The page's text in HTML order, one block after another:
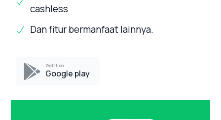
cashless
Dan fitur bermanfaat lainnya.
Get it on
Google play